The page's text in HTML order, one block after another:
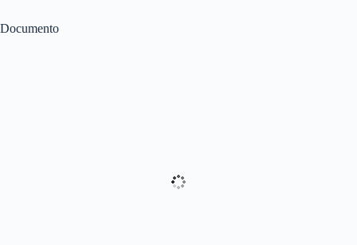
Documento